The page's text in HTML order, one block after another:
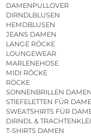
DAMENPULLOVER
DIRNDLBLUSEN
HEMDBLUSEN
JEANS DAMEN
LANGE RÖCKE
LOUNGEWEAR
MARLENEHOSE
MIDI RÖCKE
RÖCKE
SONNENBRILLEN DAMEN
STIEFELETTEN FÜR
SWEATSHIRTS FÜR
DIRNDL &
T-SHIRTS DAMEN